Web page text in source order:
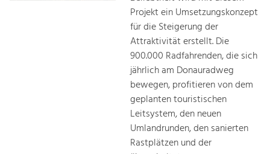
Projekt ein Umsetzungskonzept
für die Steigerung der
Attraktivität erstellt. Die
900.000 Radfahrenden, die sich
jährlich am Donauradweg
bewegen, profitieren von dem
geplanten touristischen
Leitsystem, den neuen
Umlandrunden, den sanierten
Rastplätzen und der